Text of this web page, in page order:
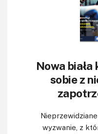
Nowa biała
sobie z
wyzwanie, z